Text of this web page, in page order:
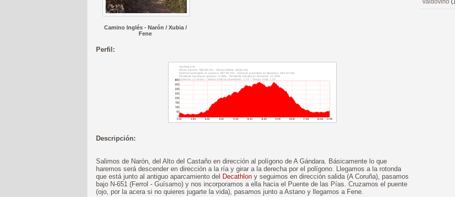
Camino Inglés - Narón / Xubia /
Fene
Perfil:
Descripción:
Salimos de Narón, del Alto del Castaño en dirección al polígono de A Gándara. Básicamente lo que
haremos será descender en dirección a la ría y girar a la derecha por el polígono. Llegamos a la rotonda
que está junto al antiguo aparcamiento del Decathlon y seguimos en dirección salida (A Coruña), pasamos
bajo N-651 (Ferrol - Guísamo) y nos incorporamos a ella hacia el Puente de las Pías. Cruzamos el puente
(ojo, por la acera si no quieres jugarte la vida), pasamos junto a Astano y llegamos a Fene.
valdoviño